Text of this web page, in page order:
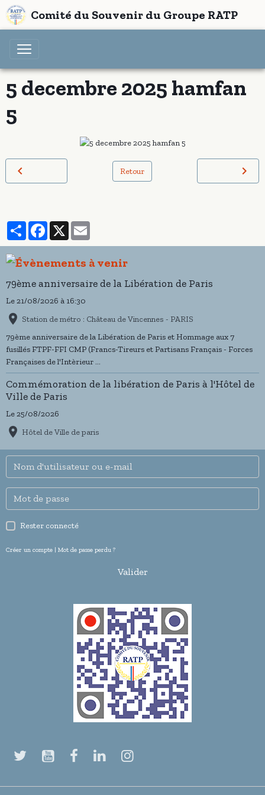
Comité du Souvenir du Groupe RATP
5 decembre 2025 hamfan
5
Retour
PartagerFacebook
X
79ème anniversaire de la Libération de Paris
Le 21/08/2026 à 16:30
Station de métro : Château de Vincennes - PARIS
79ème anniversaire de la Libération de Paris et Hommage aux 7
fusillés FTPF-FFI CMP (Francs-Tireurs et Partisans Français - Forces
Françaises de l'Intèrieur ...
Commémoration de la libération de Paris à l'Hôtel de
Ville de Paris
Le 25/08/2026
Hôtel de Ville de paris
Rester connecté
Créer un compte | Mot de passe perdu ?
Valider